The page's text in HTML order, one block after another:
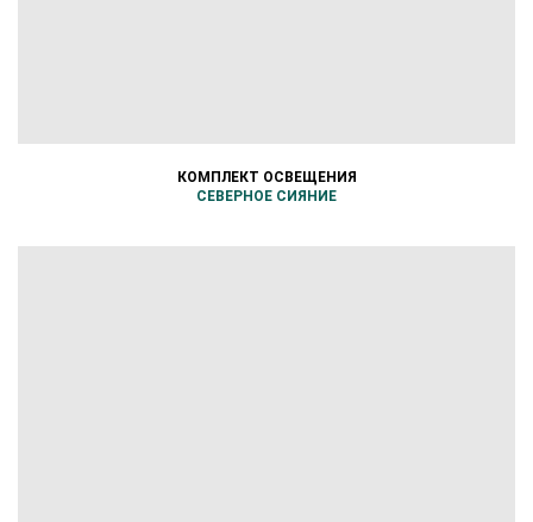
КОМПЛЕКТ ОСВЕЩЕНИЯ
СЕВЕРНОЕ СИЯНИЕ